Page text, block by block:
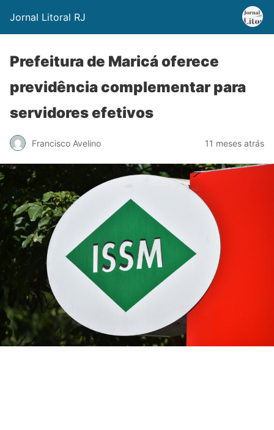
Jornal Litoral RJ
Prefeitura de Maricá oferece
previdência complementar para
servidores efetivos
Francisco Avelino 11 meses atrás